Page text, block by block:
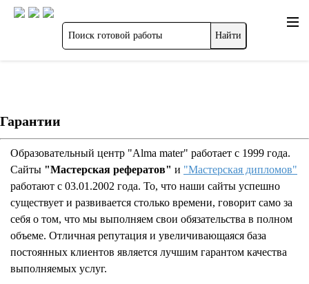
Гарантии
Образовательный центр "Alma mater" работает с 1999 года.
Сайты "Мастерская рефератов" и "Мастерская дипломов"
работают с 03.01.2002 года. То, что наши сайты успешно
существует и развивается столько времени, говорит само за
себя о том, что мы выполняем свои обязательства в полном
объеме. Отличная репутация и увеличивающаяся база
постоянных клиентов является лучшим гарантом качества
выполняемых услуг.